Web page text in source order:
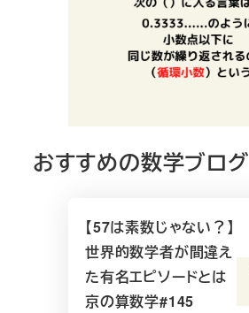
おすすめの数学ブログ
【57は素数じゃない？】
世界的数学者が間違え
た有名エピソードとは
京の算数学#145